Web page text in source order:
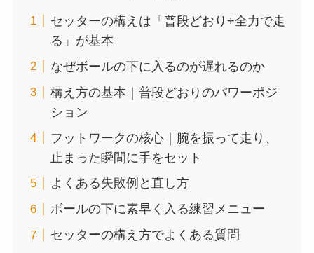
セッターの構えは「普段どおり+全力で走
る」が基本
なぜボールの下に入るのが遅れるのか
構え方の基本｜普段どおりのパワーポジ
ション
フットワークの核心｜腕を振って走り、
止まった瞬間に手をセット
よくある失敗例と直し方
ボールの下に素早く入る練習メニュー
セッターの構え方でよくある質問